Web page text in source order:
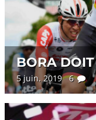
BORA
5 juin. 2019 6